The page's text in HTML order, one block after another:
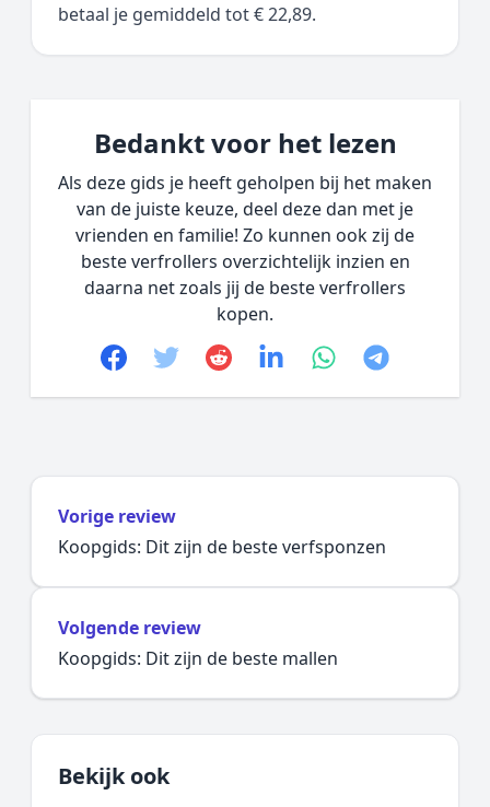
betaal je gemiddeld tot € 22,89.
Bedankt voor het lezen
Als deze gids je heeft geholpen bij het maken
van de juiste keuze, deel deze dan met je
vrienden en familie! Zo kunnen ook zij de
beste verfrollers overzichtelijk inzien en
daarna net zoals jij de beste verfrollers
kopen.
Facebook
TwitterRedditlinkedinwhatsapp
telegram
Vorige review
Koopgids: Dit zijn de beste verfsponzen
Volgende review
Koopgids: Dit zijn de beste mallen
Bekijk ook